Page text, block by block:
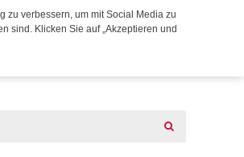
zu verbessern, um mit Social Media zu
sind. Klicken Sie auf „Akzeptieren und